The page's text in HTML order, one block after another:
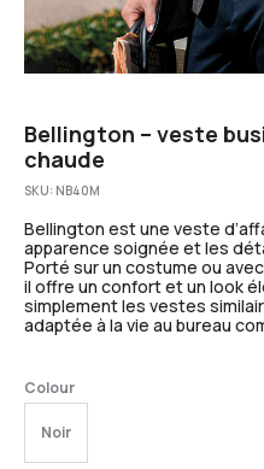
Bellington – veste
chaude
SKU: NB40M
Bellington est une veste
apparence soignée et les
Porté sur un costume ou
il offre un confort et un look
simplement les vestes
adaptée à la vie au bureau
Colour
Noir